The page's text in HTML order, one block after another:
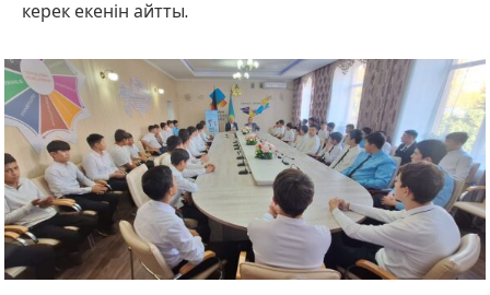
керек екенін айтты.